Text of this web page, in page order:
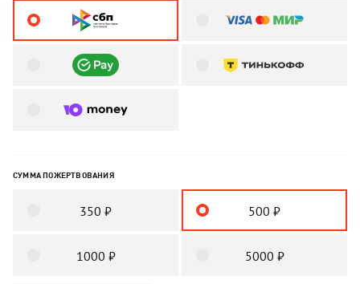
СУММА ПОЖЕРТВОВАНИЯ
350 ₽ 500 ₽
1000 ₽ 5000 ₽